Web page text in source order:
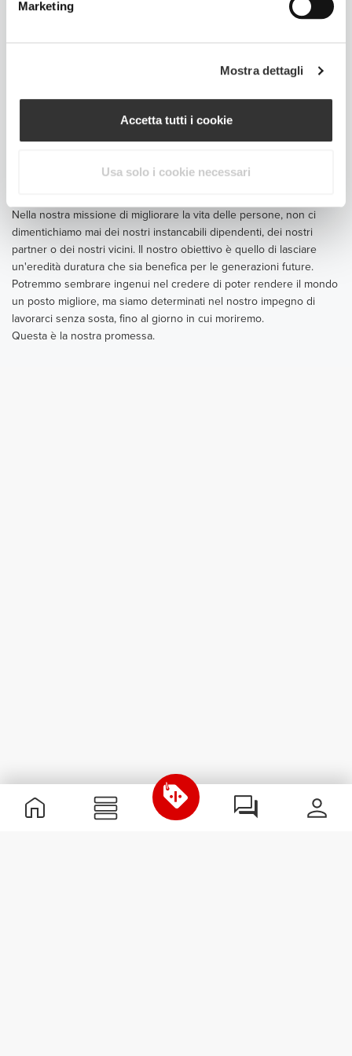
Marketing
Mostra dettagli
Accetta tutti i cookie
Usa solo i cookie necessari
La nostra missione è quella di migliorare la tua vita. È per questo
Tuttavia, nonostante facciamo di tutto per i nostri clienti, questo non
l'abbiamo sempre noi. Combattere per ciò in cui crediamo è
qualcosa a cui non possiamo rinunciare, ma lo è anche trattarti
correttamente. Perciò, se pensi di non essere stato trattato
Ci prenderemo cura di te.
Nella nostra missione di migliorare la vita delle persone, non ci
dimentichiamo mai dei nostri instancabili dipendenti, dei nostri
partner o dei nostri vicini. Il nostro obiettivo è quello di lasciare
un'eredità duratura che sia benefica per le generazioni future.
Potremmo sembrare ingenui nel credere di poter rendere il mondo
un posto migliore, ma siamo determinati nel nostro impegno di
lavorarci senza sosta, fino al giorno in cui moriremo.
Questa è la nostra promessa.